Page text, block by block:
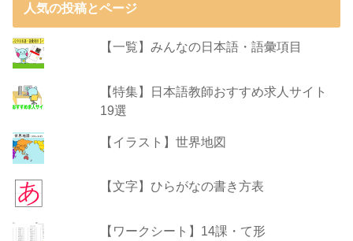
人気の投稿とページ
【一覧】みんなの日本語・語彙項目
【特集】日本語教師おすすめ求人サイト
19選
【イラスト】世界地図
【文字】ひらがなの書き方表
【ワークシート】14課・て形